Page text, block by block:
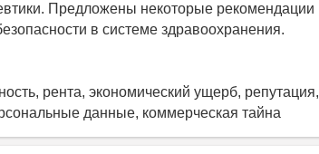
Предложены некоторые рекомендации
в системе здравоохранения.
рента, экономический ущерб, репутация,
данные, коммерческая тайна